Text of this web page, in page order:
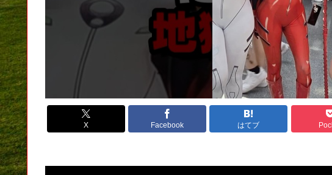
X Facebook はてブ